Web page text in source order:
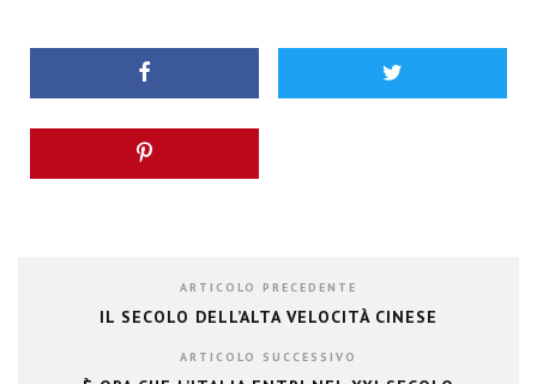
ARTICOLO PRECEDENTE
IL SECOLO DELL’ALTA VELOCITÀ CINESE
ARTICOLO SUCCESSIVO